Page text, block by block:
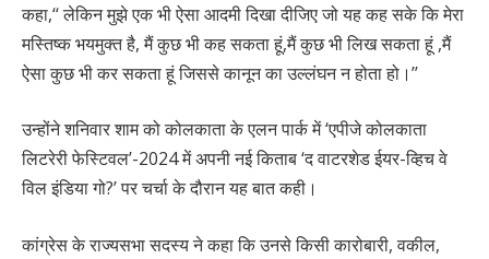
कहा,‘‘ लेकिन मुझे एक भी ऐसा आदमी दिखा दीजिए जो यह कह सके कि मेरा
मस्तिष्क भयमुक्त है, मैं कुछ भी कह सकता हूं,मैं कुछ भी लिख सकता हूं ,मैं
ऐसा कुछ भी कर सकता हूं जिससे कानून का उल्लंघन न होता हो।’’
उन्होंने शनिवार शाम को कोलकाता के एलन पार्क में ‘एपीजे कोलकाता
लिटरेरी फेस्टिवल’-2024 में अपनी नई किताब ‘द वाटरशेड ईयर-व्हिच वे
विल इंडिया गो?’ पर चर्चा के दौरान यह बात कही।
कांग्रेस के राज्यसभा सदस्य ने कहा कि उनसे किसी कारोबारी, वकील,